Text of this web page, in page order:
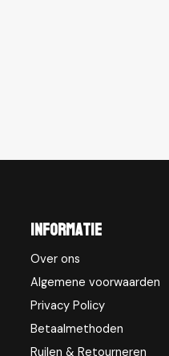
Informatie
Over ons
Algemene voorwaarden
Privacy Policy
Betaalmethoden
Ruilen & Retourneren